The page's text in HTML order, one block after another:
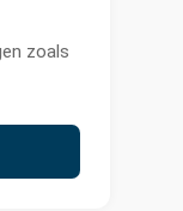
zoals